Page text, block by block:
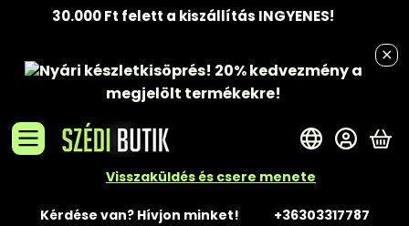
30.000 Ft felett a kiszállítás INGYENES!
Nyári készletkisöprés! 20% kedvezménya
megjelölt termékekre!
Visszaküldés és csere menete
Kérdése van? Hívjon minket! +36303317787
A